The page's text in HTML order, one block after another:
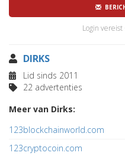
Login vereist ·
DIRKS
Lid sinds 2011
22 advertenties
Meer van Dirks:
123blockchainworld.com
123cryptocoin.com